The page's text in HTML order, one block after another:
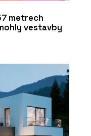
metrech
vestavby